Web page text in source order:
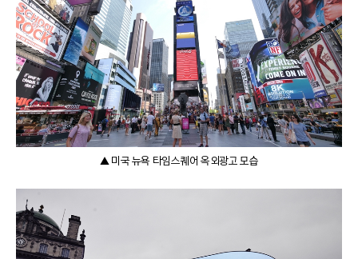
▲ 미국 뉴욕 타임스퀘어 옥외광고 모습